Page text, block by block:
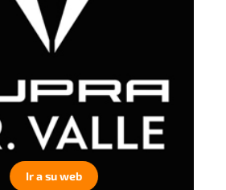
Ir a su web